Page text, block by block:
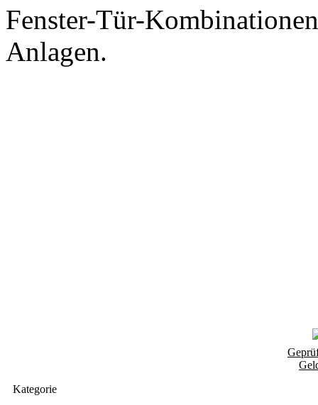
Fenster-Tür-
Anlagen.
Kategorie